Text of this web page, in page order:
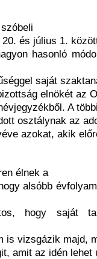
és július 1.
hasonló
saját
elnökét az
A
osztálynak az
azokat, akik
élnek a
alsóbb
hogy saját
is vizsgázik majd,
amit az idén lehet